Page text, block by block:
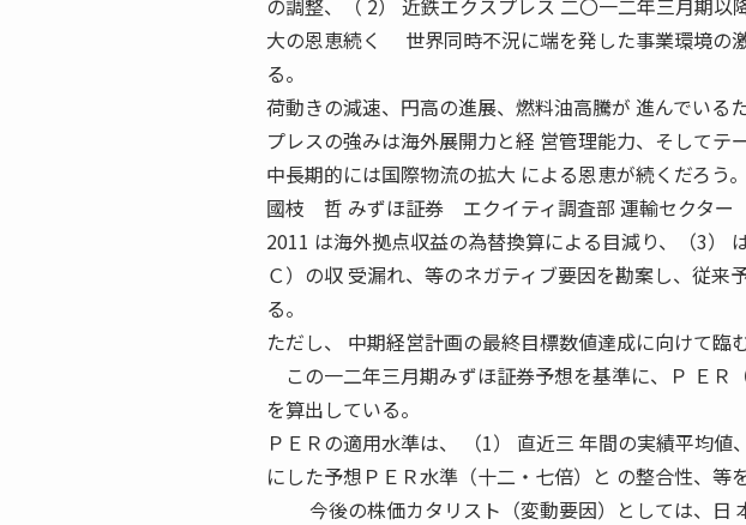
の調整、（ 2） 近鉄エクスプレス 二〇一二年三月期
大の恩恵続く 世界同時不況に端を発した事業環境の
る。
荷動きの減速、円高の進展、燃料油高騰が 進んでいる
プレスの強みは海外展開力と経 営管理能力、そしてテ
中長期的には国際物流の拡大 による恩恵が続くだろう。
國枝 哲 みずほ証券 エクイティ調査部 運輸セクタ
2011 は海外拠点収益の為替換算による目減り、（3）
Ｃ）の収 受漏れ、等のネガティブ要因を勘案し、従来
る。
ただし、 中期経営計画の最終目標数値達成に向けて臨
この一二年三月期みずほ証券予想を基準に、Ｐ ＥＲ
を算出している。
ＰＥＲの適用水準は、 （1） 直近三 年間の実績平均
にした予想ＰＥＲ水準（十二・七倍）と の整合性、等
今後の株価カタリスト（変動要因）としては、日